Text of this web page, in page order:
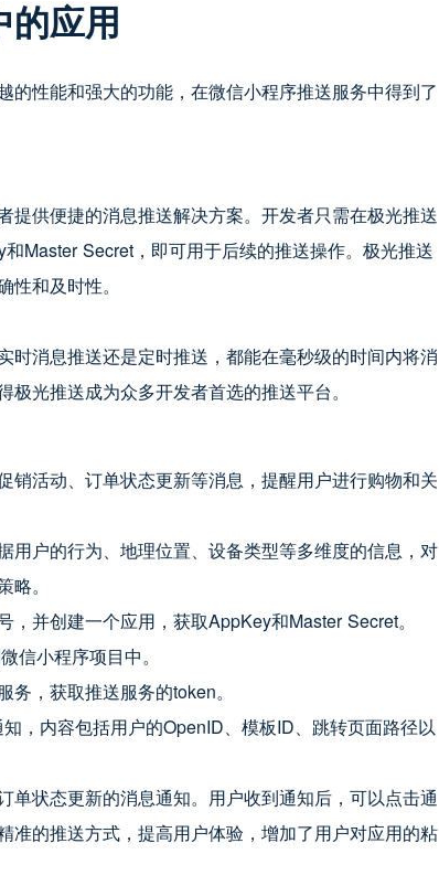
的应用
性能和强大的功能，在微信小程序推送服务中得到了
提供便捷的消息推送解决方案。开发者只需在极光推送
Master Secret，即可用于后续的推送操作。极光推送
和及时性。
时消息推送还是定时推送，都能在毫秒级的时间内将消
光推送成为众多开发者首选的推送平台。
销活动、订单状态更新等消息，提醒用户进行购物和关
用户的行为、地理位置、设备类型等多维度的信息，对
。
并创建一个应用，获取AppKey和Master Secret。
信小程序项目中。
，获取推送服务的token。
，内容包括用户的OpenID、模板ID、跳转页面路径以
状态更新的消息通知。用户收到通知后，可以点击通
准的推送方式，提高用户体验，增加了用户对应用的粘